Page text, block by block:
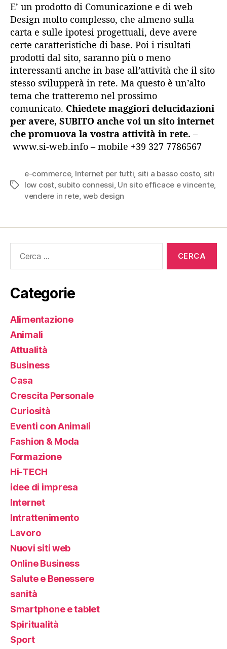
E’ un prodotto di Comunicazione e di web
Design molto complesso, che almeno sulla
carta e sulle ipotesi progettuali, deve avere
certe caratteristiche di base. Poi i risultati
prodotti dal sito, saranno più o meno
interessanti anche in base all’attività che il sito
stesso svilupperà in rete. Ma questo è un’alto
tema che tratteremo nel prossimo
comunicato. Chiedete maggiori delucidazioni
per avere, SUBITO anche voi un sito internet
che promuova la vostra attività in rete. –
www.si-web.info – mobile +39 327 7786567
Tag
e-commerce, Internet per tutti, siti a basso costo, siti
low cost, subito connessi, Un sito efficace e vincente,
vendere in rete, web design
Categorie
Alimentazione
Animali
Attualità
Business
Casa
Crescita Personale
Curiosità
Eventi con Animali
Fashion & Moda
Formazione
Hi-TECH
idee di impresa
Internet
Intrattenimento
Lavoro
Nuovi siti web
Online Business
Salute e Benessere
sanità
Smartphone e tablet
Spiritualità
Sport